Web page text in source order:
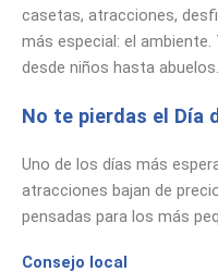
casetas, atracciones,
más especial: el
desde niños hasta abuelos.
No te pierdas el Día
Uno de los días más
atracciones bajan de
pensadas para los más
Consejo local